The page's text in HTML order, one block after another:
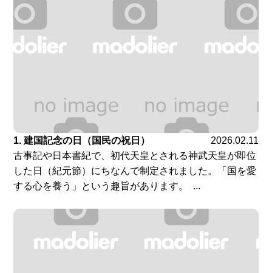
1. 建国記念の日（国民の祝日）
2026.02.11
古事記や日本書紀で、初代天皇とされる神武天皇が即位
した日（紀元節）にちなんで制定されました。「国を愛
する心を養う」という趣旨があります。 ...